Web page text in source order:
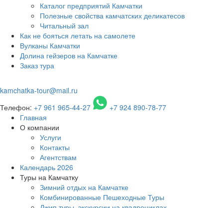
Каталог предприятий Камчатки
Полезные свойства камчатских деликатесов
Читальный зал
Как не бояться летать на самолете
Вулканы Камчатки
Долина гейзеров на Камчатке
Заказ тура
kamchatka-tour@mail.ru
Телефон: +7 961 965-44-27
+7 924 890-78-77
Главная
О компании
Услуги
Контакты
Агентствам
Календарь 2026
Туры на Камчатку
Зимний отдых на Камчатке
Комбинированные Пешеходные Туры